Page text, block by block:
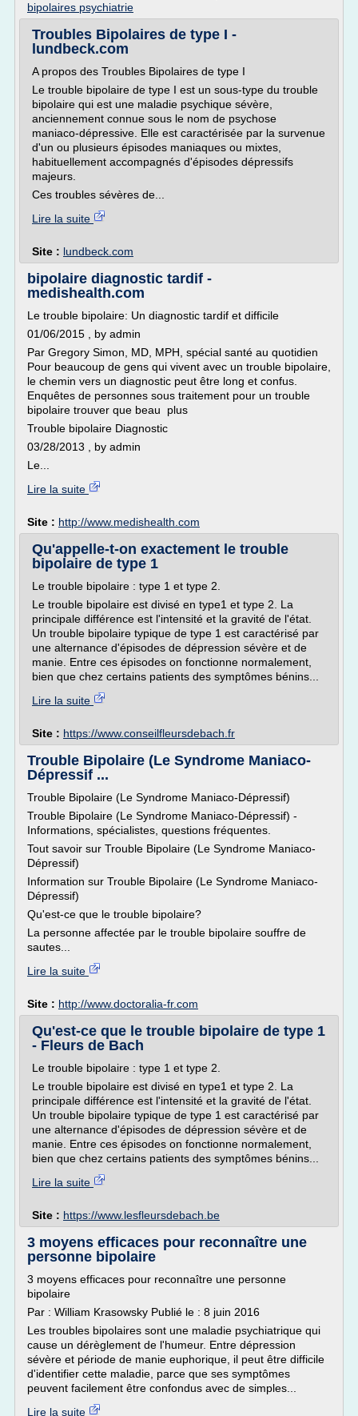
bipolaires psychiatrie
Troubles Bipolaires de type I -
lundbeck.com
A propos des Troubles Bipolaires de type I
Le trouble bipolaire de type I est un sous-type du trouble
bipolaire qui est une maladie psychique sévère,
anciennement connue sous le nom de psychose
maniaco-dépressive. Elle est caractérisée par la survenue
d'un ou plusieurs épisodes maniaques ou mixtes,
habituellement accompagnés d'épisodes dépressifs
majeurs.
Ces troubles sévères de...
Lire la suite
Site : lundbeck.com
bipolaire diagnostic tardif -
medishealth.com
Le trouble bipolaire: Un diagnostic tardif et difficile
01/06/2015 , by admin
Par Gregory Simon, MD, MPH, spécial santé au quotidien
Pour beaucoup de gens qui vivent avec un trouble bipolaire,
le chemin vers un diagnostic peut être long et confus.
Enquêtes de personnes sous traitement pour un trouble
bipolaire trouver que beau plus
Trouble bipolaire Diagnostic
03/28/2013 , by admin
Le...
Lire la suite
Site : http://www.medishealth.com
Qu'appelle-t-on exactement le trouble
bipolaire de type 1
Le trouble bipolaire : type 1 et type 2.
Le trouble bipolaire est divisé en type1 et type 2. La
principale différence est l'intensité et la gravité de l'état.
Un trouble bipolaire typique de type 1 est caractérisé par
une alternance d'épisodes de dépression sévère et de
manie. Entre ces épisodes on fonctionne normalement,
bien que chez certains patients des symptômes bénins...
Lire la suite
Site : https://www.conseilfleursdebach.fr
Trouble Bipolaire (Le Syndrome Maniaco-
Dépressif ...
Trouble Bipolaire (Le Syndrome Maniaco-Dépressif)
Trouble Bipolaire (Le Syndrome Maniaco-Dépressif) -
Informations, spécialistes, questions fréquentes.
Tout savoir sur Trouble Bipolaire (Le Syndrome Maniaco-
Dépressif)
Information sur Trouble Bipolaire (Le Syndrome Maniaco-
Dépressif)
Qu'est-ce que le trouble bipolaire?
La personne affectée par le trouble bipolaire souffre de
sautes...
Lire la suite
Site : http://www.doctoralia-fr.com
Qu'est-ce que le trouble bipolaire de type 1
- Fleurs de Bach
Le trouble bipolaire : type 1 et type 2.
Le trouble bipolaire est divisé en type1 et type 2. La
principale différence est l'intensité et la gravité de l'état.
Un trouble bipolaire typique de type 1 est caractérisé par
une alternance d'épisodes de dépression sévère et de
manie. Entre ces épisodes on fonctionne normalement,
bien que chez certains patients des symptômes bénins...
Lire la suite
Site : https://www.lesfleursdebach.be
3 moyens efficaces pour reconnaître une
personne bipolaire
3 moyens efficaces pour reconnaître une personne
bipolaire
Par : William Krasowsky Publié le : 8 juin 2016
Les troubles bipolaires sont une maladie psychiatrique qui
cause un dérèglement de l'humeur. Entre dépression
sévère et période de manie euphorique, il peut être difficile
d'identifier cette maladie, parce que ses symptômes
peuvent facilement être confondus avec de simples...
Lire la suite